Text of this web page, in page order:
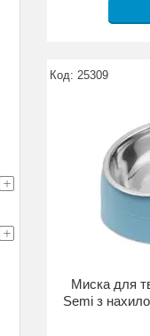
25309
Миска для
Semi з